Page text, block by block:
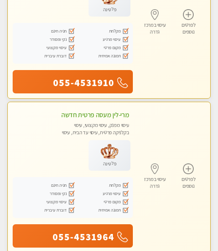
לפרטים
נוספים
עיסוי במרכז
גדרה
פלטינה
מקלחת
חניה חינם
עיסוי מרגיע
נקי ומסודר
מקום פרטי
עיסוי מקצועי
תמונה אמיתית
דוברת עיברית
055-4531910
לפרטים
נוספים
עיסוי במרכז
גדרה
מרי-לין מעסה פרטית חדשה
עיסוי מפנק, עיסוי מקצועי, עיסוי
בקלניקה פרטית, עיסוי עד הבית, עיסוי
פלטינה
מקלחת
חניה חינם
עיסוי מרגיע
נקי ומסודר
מקום פרטי
עיסוי מקצועי
תמונה אמיתית
דוברת עיברית
055-4531964